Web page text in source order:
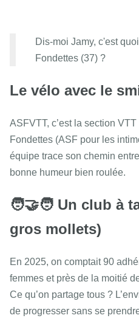
Dis-moi Jamy, c'est
Fondettes (37) ?
Le vélo avec le
ASFVTT, c’est la section
Fondettes (ASF pour les
équipe trace son chemin
bonne humeur bien roulée.
🧑‍🤝‍🧑 Un club à
gros mollets)
En 2025, on comptait 90
femmes et près de la moitié
Ce qu’on partage tous ?
de progresser sans se